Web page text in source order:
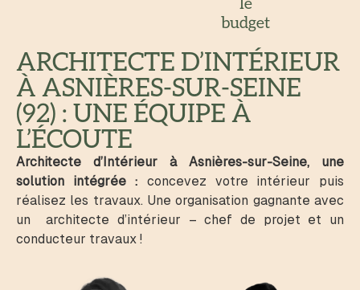
le
budget
ARCHITECTE D’INTÉRIEUR
À ASNIÈRES-SUR-SEINE
(92) : UNE ÉQUIPE À
L’ÉCOUTE
Architecte d’Intérieur à Asnières-sur-Seine, une
solution intégrée : concevez votre intérieur puis
réalisez les travaux. Une organisation gagnante avec
un architecte d’intérieur – chef de projet et un
conducteur travaux !